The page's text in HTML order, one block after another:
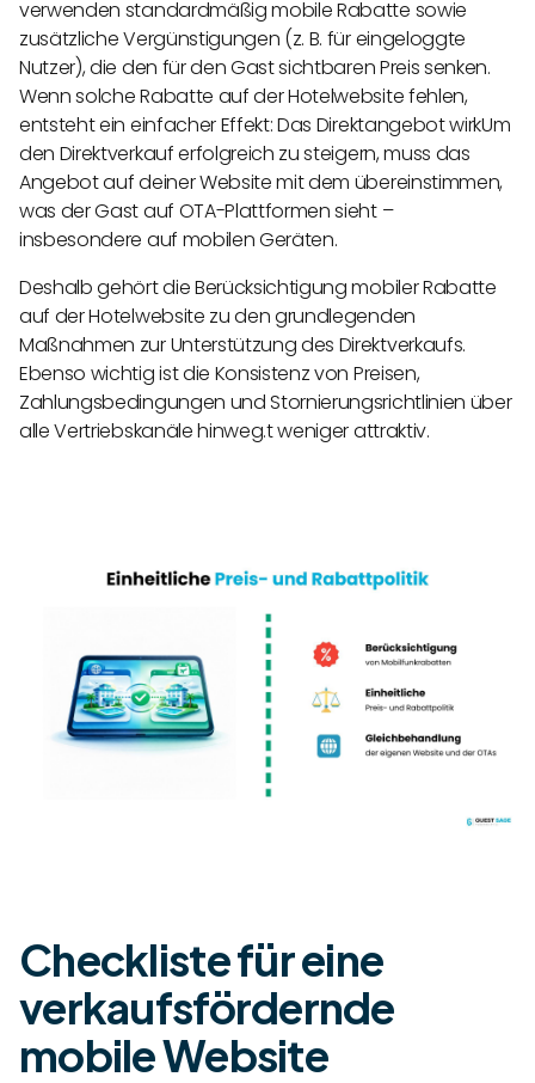
verwenden standardmäßig mobile Rabatte sowie
zusätzliche Vergünstigungen (z. B. für eingeloggte
Nutzer), die den für den Gast sichtbaren Preis senken.
Wenn solche Rabatte auf der Hotelwebsite fehlen,
entsteht ein einfacher Effekt: Das Direktangebot wirkUm
den Direktverkauf erfolgreich zu steigern, muss das
Angebot auf deiner Website mit dem übereinstimmen,
was der Gast auf OTA-Plattformen sieht –
insbesondere auf mobilen Geräten.
Deshalb gehört die Berücksichtigung mobiler Rabatte
auf der Hotelwebsite zu den grundlegenden
Maßnahmen zur Unterstützung des Direktverkaufs.
Ebenso wichtig ist die Konsistenz von Preisen,
Zahlungsbedingungen und Stornierungsrichtlinien über
alle Vertriebskanäle hinweg.t weniger attraktiv.
Checkliste für eine
verkaufsfördernde
mobile Website